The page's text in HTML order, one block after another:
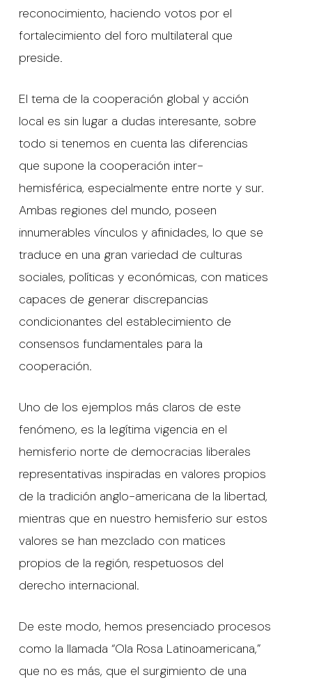
reconocimiento, haciendo votos por el
fortalecimiento del foro multilateral que
preside.
El tema de la cooperación global y acción
local es sin lugar a dudas interesante, sobre
todo si tenemos en cuenta las diferencias
que supone la cooperación inter-
hemisférica, especialmente entre norte y sur.
Ambas regiones del mundo, poseen
innumerables vínculos y afinidades, lo que se
traduce en una gran variedad de culturas
sociales, políticas y económicas, con matices
capaces de generar discrepancias
condicionantes del establecimiento de
consensos fundamentales para la
cooperación.
Uno de los ejemplos más claros de este
fenómeno, es la legítima vigencia en el
hemisferio norte de democracias liberales
representativas inspiradas en valores propios
de la tradición anglo-americana de la libertad,
mientras que en nuestro hemisferio sur estos
valores se han mezclado con matices
propios de la región, respetuosos del
derecho internacional.
De este modo, hemos presenciado procesos
como la llamada “Ola Rosa Latinoamericana,”
que no es más, que el surgimiento de una